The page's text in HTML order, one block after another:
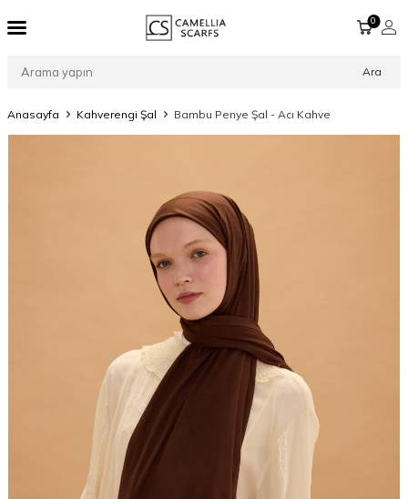
Ara
0
Anasayfa Kahverengi Şal Bambu Penye Şal - Acı Kahve